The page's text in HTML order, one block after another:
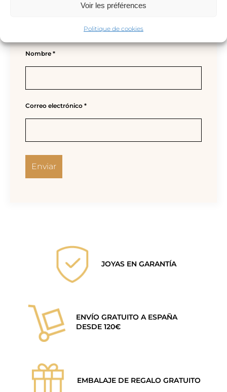
Voir les préférences
Politique de cookies
Nombre *
Correo electrónico *
JOYAS EN GARANTÍA
ENVÍO GRATUITO A ESPAÑA
DESDE 120€
EMBALAJE DE REGALO GRATUITO